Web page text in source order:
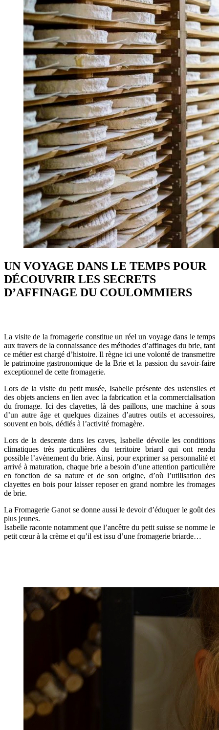
UN VOYAGE DANS LE TEMPS POUR
DÉCOUVRIR LES SECRETS
D’AFFINAGE DU COULOMMIERS
La visite de la fromagerie constitue un réel un voyage dans le temps
aux travers de la connaissance des méthodes d’affinages du brie, tant
ce métier est chargé d’histoire. Il règne ici une volonté de transmettre
le patrimoine gastronomique de la Brie et la passion du savoir-faire
exceptionnel de cette fromagerie.
Lors de la visite du petit musée, Isabelle présente des ustensiles et
des objets anciens en lien avec la fabrication et la commercialisation
du fromage. Ici des clayettes, là des paillons, une machine à sous
d’un autre âge et quelques dizaines d’autres outils et accessoires,
souvent en bois, dédiés à l’activité fromagère.
Lors de la descente dans les caves, Isabelle dévoile les conditions
climatiques très particulières du territoire briard qui ont rendu
possible l’avènement du brie. Ainsi, pour exprimer sa personnalité et
arrivé à maturation, chaque brie a besoin d’une attention particulière
en fonction de sa nature et de son origine, d’où l’utilisation des
clayettes en bois pour laisser reposer en grand nombre les fromages
de brie.
La Fromagerie Ganot se donne aussi le devoir d’éduquer le goût des
plus jeunes.
Isabelle raconte notamment que l’ancêtre du petit suisse se nomme le
petit cœur à la crème et qu’il est issu d’une fromagerie briarde…